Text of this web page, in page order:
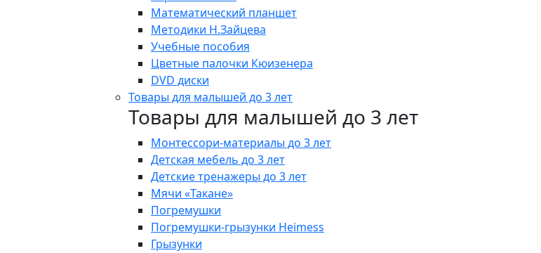
Математический планшет
Методики Н.Зайцева
Учебные пособия
Цветные палочки Кюизенера
DVD диски
Товары для малышей до 3 лет
Товары для малышей до 3 лет
Монтессори-материалы до 3 лет
Детская мебель до 3 лет
Детские тренажеры до 3 лет
Мячи «Такане»
Погремушки
Погремушки-грызунки Heimess
Грызунки